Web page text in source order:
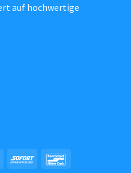
auf hochwertige